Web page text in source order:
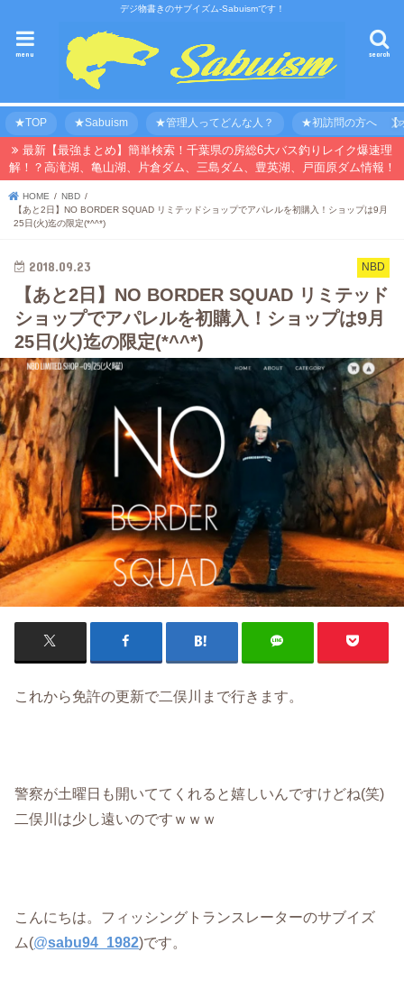
デジ物書きのサブイズム-Sabuismです！
search
menu
★TOP ★Sabuism ★管理人ってどんな人？ ★初訪問の方へ 【
最新【最強まとめ】簡単検索！千葉県の房総6大バス釣りレイク爆速理
解！？高滝湖、亀山湖、片倉ダム、三島ダム、豊英湖、戸面原ダム情報！
HOME
NBD
【あと2日】NO BORDER SQUAD リミテッドショップでアパレルを初購入！ショップは9月
25日(火)迄の限定(*^^*)
NBD
2018.09.23
【あと2日】NO BORDER SQUAD リミテッド
ショップでアパレルを初購入！ショップは9月
25日(火)迄の限定(*^^*)
これから免許の更新で二俣川まで行きます。
警察が土曜日も開いててくれると嬉しいんですけどね(笑)
二俣川は少し遠いのですｗｗｗ
こんにちは。フィッシングトランスレーターのサブイズ
ム(@sabu94_1982)です。